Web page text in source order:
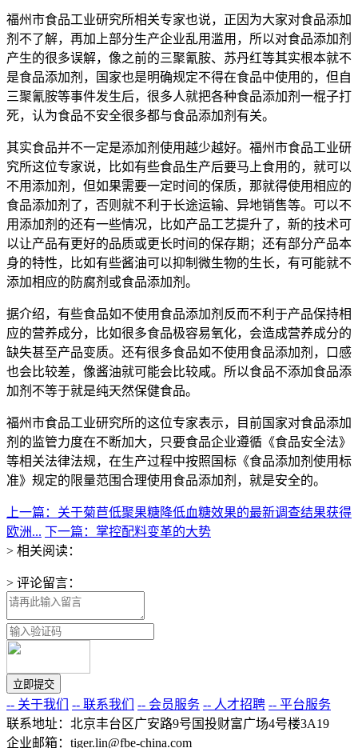
福州市食品工业研究所相关专家也说，正因为大家对食品添加
剂不了解，再加上部分生产企业乱用滥用，所以对食品添加剂
产生的很多误解，像之前的三聚氰胺、苏丹红等其实根本就不
是食品添加剂，国家也是明确规定不得在食品中使用的，但自
三聚氰胺等事件发生后，很多人就把各种食品添加剂一棍子打
死，认为食品不安全很多都与食品添加剂有关。
其实食品并不一定是添加剂使用越少越好。福州市食品工业研
究所这位专家说，比如有些食品生产后要马上食用的，就可以
不用添加剂，但如果需要一定时间的保质，那就得使用相应的
食品添加剂了，否则就不利于长途运输、异地销售等。可以不
用添加剂的还有一些情况，比如产品工艺提升了，新的技术可
以让产品有更好的品质或更长时间的保存期；还有部分产品本
身的特性，比如有些酱油可以抑制微生物的生长，有可能就不
添加相应的防腐剂或食品添加剂。
据介绍，有些食品如不使用食品添加剂反而不利于产品保持相
应的营养成分，比如很多食品极容易氧化，会造成营养成分的
缺失甚至产品变质。还有很多食品如不使用食品添加剂，口感
也会比较差，像酱油就可能会比较咸。所以食品不添加食品添
加剂不等于就是纯天然保健食品。
福州市食品工业研究所的这位专家表示，目前国家对食品添加
剂的监管力度在不断加大，只要食品企业遵循《食品安全法》
等相关法律法规，在生产过程中按照国标《食品添加剂使用标
准》规定的限量范围合理使用食品添加剂，就是安全的。
上一篇：关于菊苣低聚果糖降低血糖效果的最新调查结果获得
欧洲... 下一篇：掌控配料变革的大势
> 相关阅读：
> 评论留言：
-- 关于我们 -- 联系我们 -- 会员服务 -- 人才招聘 -- 平台服务
联系地址：北京丰台区广安路9号国投财富广场4号楼3A19
企业邮箱：tiger.lin@fbe-china.com